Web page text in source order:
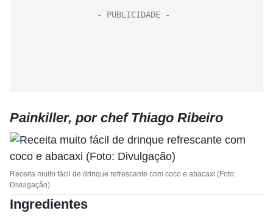
Painkiller, por chef Thiago Ribeiro
Receita muito fácil de drinque refrescante com coco e abacaxi (Foto:
Divulgação)
Ingredientes